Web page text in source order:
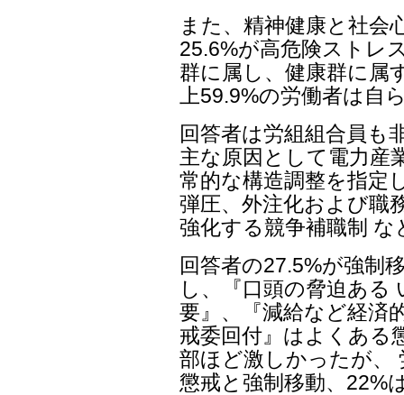
また、精神健康と社会
25.6%が高危険ストレ
群に属し、健康群に属
上59.9%の労働者は自
回答者は労組組合員も
主な原因として電力産
常的な構造調整を指定
弾圧、外注化および職
強化する競争補職制
回答者の27.5%が強制
し、『口頭の脅迫ある
要』、『減給など経済
戒委回付』はよくある
部ほど激しかったが、
懲戒と強制移動、22%